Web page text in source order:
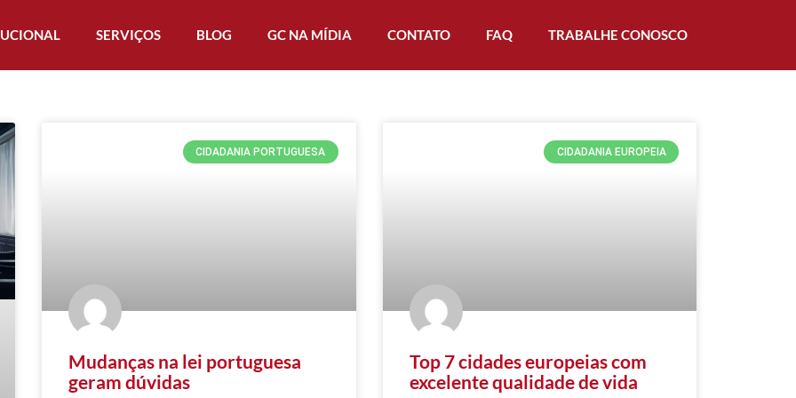
SERVIÇOS BLOG GC NA MÍDIA CONTATO FAQ TRABALHE CONOSCO
CIDADANIA PORTUGUESA
Mudanças na lei portuguesa
geram dúvidas
CIDADANIA EUROPEIA
Top 7 cidades europeias com
excelente qualidade de vida